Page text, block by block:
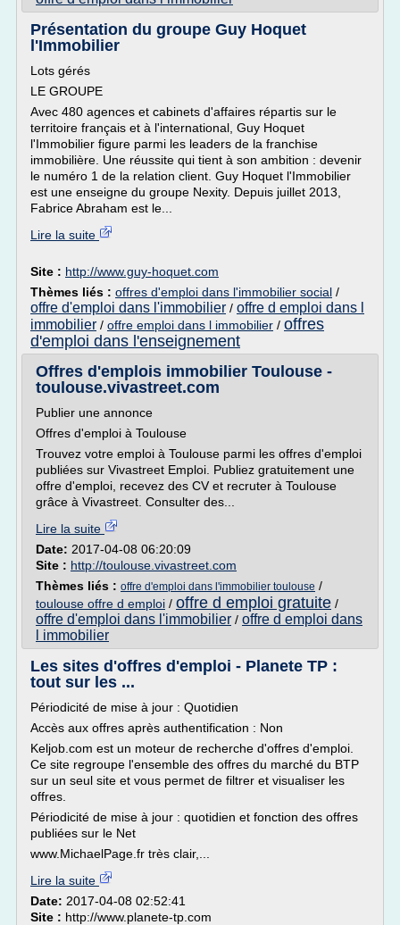
Présentation du groupe Guy Hoquet
l'Immobilier
Lots gérés
LE GROUPE
Avec 480 agences et cabinets d'affaires répartis sur le
territoire français et à l'international, Guy Hoquet
l'Immobilier figure parmi les leaders de la franchise
immobilière. Une réussite qui tient à son ambition : devenir
le numéro 1 de la relation client. Guy Hoquet l'Immobilier
est une enseigne du groupe Nexity. Depuis juillet 2013,
Fabrice Abraham est le...
Lire la suite
Site : http://www.guy-hoquet.com
Thèmes liés : offres d'emploi dans l'immobilier social /
offre d'emploi dans l'immobilier / offre d emploi dans l
immobilier / offre emploi dans l immobilier / offres
d'emploi dans l'enseignement
Offres d'emplois immobilier Toulouse -
toulouse.vivastreet.com
Publier une annonce
Offres d'emploi à Toulouse
Trouvez votre emploi à Toulouse parmi les offres d'emploi
publiées sur Vivastreet Emploi. Publiez gratuitement une
offre d'emploi, recevez des CV et recruter à Toulouse
grâce à Vivastreet. Consulter des...
Lire la suite
Date: 2017-04-08 06:20:09
Site : http://toulouse.vivastreet.com
Thèmes liés : offre d'emploi dans l'immobilier toulouse /
toulouse offre d emploi / offre d emploi gratuite /
offre d'emploi dans l'immobilier / offre d emploi dans
l immobilier
Les sites d'offres d'emploi - Planete TP :
tout sur les ...
Périodicité de mise à jour : Quotidien
Accès aux offres après authentification : Non
Keljob.com est un moteur de recherche d'offres d'emploi.
Ce site regroupe l'ensemble des offres du marché du BTP
sur un seul site et vous permet de filtrer et visualiser les
offres.
Périodicité de mise à jour : quotidien et fonction des offres
publiées sur le Net
www.MichaelPage.fr très clair,...
Lire la suite
Date: 2017-04-08 02:52:41
Site : http://www.planete-tp.com